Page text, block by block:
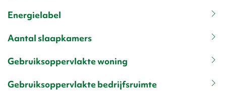
Energielabel
Aantal slaapkamers
Gebruiksoppervlakte woning
Gebruiksoppervlakte bedrijfsruimte